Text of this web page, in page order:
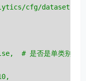
cfg/datasets/
# 是否是单类别检测